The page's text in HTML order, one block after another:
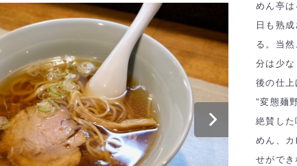
めん亭
日も熟
る。当
分は少
後の仕上
“変態麺
絶賛し
めん、
せがで